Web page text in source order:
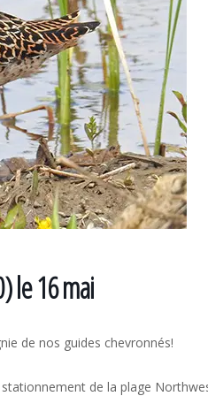
le 16 mai
de nos guides chevronnés!
de la plage